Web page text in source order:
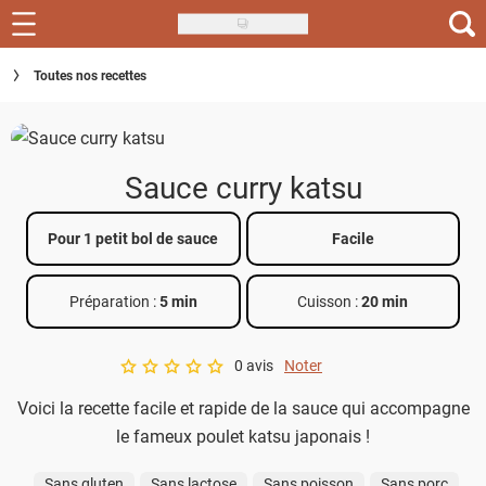
Skip
to
main
Recettes
Inspirations
Menu de la semaine
Actus
Téléchargez l'app Saveurs Recettes
Guide d'achat
Toutes nos recettes
Sauce curry katsu
Pour 1 petit bol de sauce Facile
Préparation :5 min Cuisson :20 min
A star rating of 0 out of 5.
0 avis Noter
Voici la recette facile et rapide de la sauce qui accompagne
le fameux poulet katsu japonais !